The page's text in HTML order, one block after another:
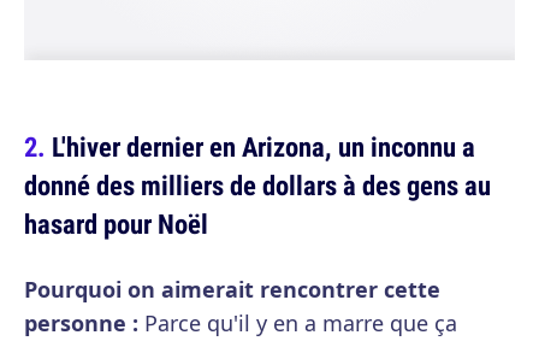
L'hiver dernier en Arizona, un inconnu a
donné des milliers de dollars à des gens au
hasard pour Noël
Pourquoi on aimerait rencontrer cette
personne : Parce qu'il y en a marre que ça